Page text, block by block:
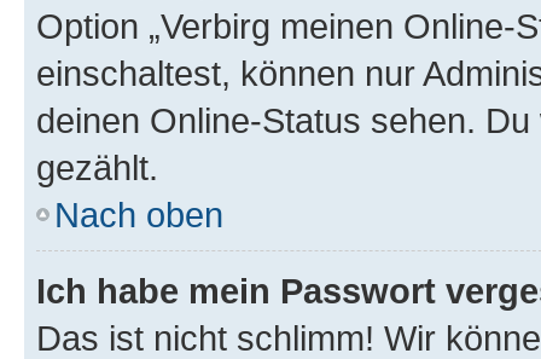
Option „Verbirg meinen Online-
einschaltest, können nur
deinen Online-Status sehen.
gezählt.
Nach oben
Ich habe mein Passwort
Das ist nicht schlimm! Wir